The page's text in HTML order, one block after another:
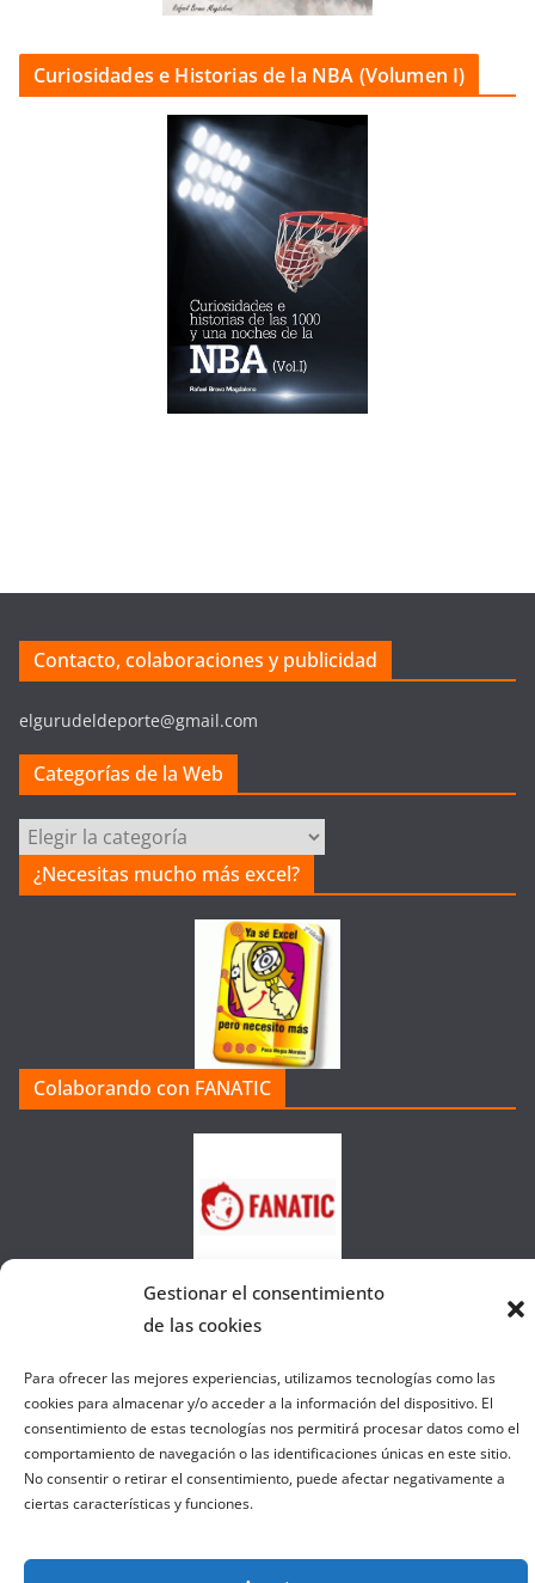
Curiosidades e Historias de la NBA (Volumen I)
Contacto, colaboraciones y publicidad
elgurudeldeporte@gmail.com
Categorías de la Web
a
t
a
¿Necesitas mucho más excel?
Colaborando con FANATIC
Copyright © 2026el gurú del basket. Todos los derechos
reservados.
Tema:ColorMagpor ThemeGrill. Funciona conWordPress.
Gestionar el consentimiento
de las cookies
Para ofrecer las mejores experiencias, utilizamos tecnologías como las
cookies para almacenar y/o acceder a la información del dispositivo. El
consentimiento de estas tecnologías nos permitirá procesar datos como el
comportamiento de navegación o las identificaciones únicas en este sitio.
No consentir o retirar el consentimiento, puede afectar negativamente a
ciertas características y funciones.